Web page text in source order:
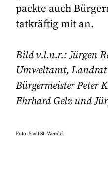
packte auch
tatkräftig mit an.
Bild v.l.n.r.: Jürgen
Umweltamt, Landrat
Bürgermeister Peter
Ehrhard Gelz und
Foto: Stadt St. Wendel